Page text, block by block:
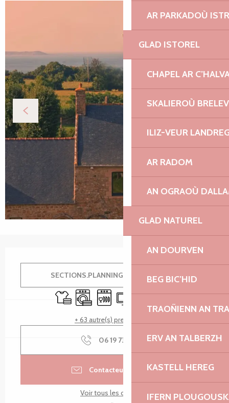
AR PARKADOÙ ISTR
GLAD ISTOREL
CHAPEL AR
SKALIEROÙ
ILIZ-VEUR
AR RADOM
AN OGRAOÙ
GLAD NATUREL
AN DOURVEN
BEG BIC’HID
TRAOÑIENN AN
ERV AN TALBERZH
KASTELL HEREG
IFERN
SECTIONS.PLANNING.MENU.ORDER
Draps et linge
Lave lingeLave vaisselle
Télévision
WiFi Jeux pour enfants /
+ 63 autre(s) prestation(s)
06 19 73 64 ▒▒
Contacteur par email
Voir tous les contacts